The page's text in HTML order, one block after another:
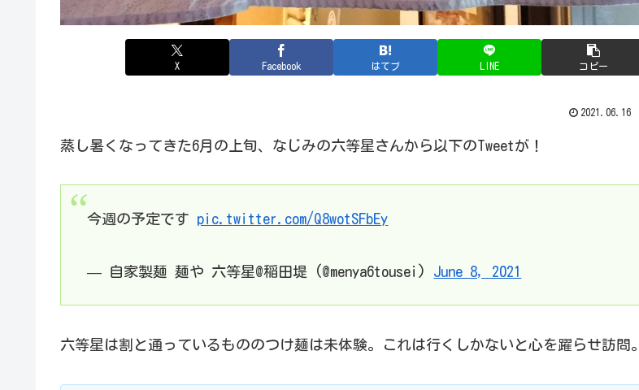
X Facebook はてブ LINE コピー
2021.06.16
蒸し暑くなってきた6月の上旬、なじみの六等星さんから以下のTweetが！
今週の予定です pic.twitter.com/Q8wotSFbEy
— 自家製麺 麺や 六等星@稲田堤 (@menya6tousei) June 8, 2021
六等星は割と通っているもののつけ麺は未体験。これは行くしかないと心を躍らせ訪問。